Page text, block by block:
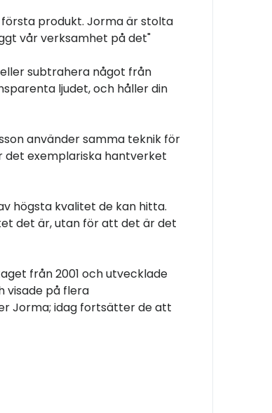
produkt. Jorma är stolta
vår verksamhet på det"
subtrahera något från
ljudet, och håller din
använder samma teknik för
exemplariska hantverket
högsta kvalitet de kan hitta.
det är, utan för att det är det
från 2001 och utvecklade
visade på flera
Jorma; idag fortsätter de att